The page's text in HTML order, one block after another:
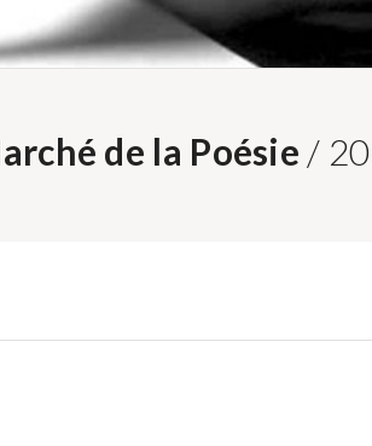
de la Poésie /